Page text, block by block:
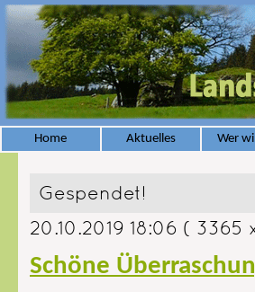
Home Aktuelles Wer
Gespendet!
20.10.2019 18:06 ( 3365
Schöne